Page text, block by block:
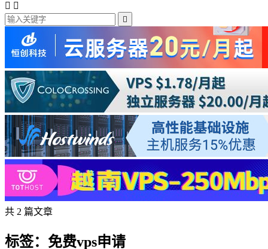
 

共 2 篇文章
标签：免费vps申请